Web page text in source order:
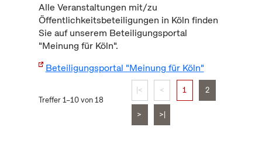
Alle Veranstaltungen mit/zu
Öffentlichkeitsbeteiligungen in Köln finden
Sie auf unserem Beteiligungsportal
"Meinung für Köln".
Beteiligungsportal "Meinung für Köln"
Treffer 1–10 von 18
|< < 1 2
> >|